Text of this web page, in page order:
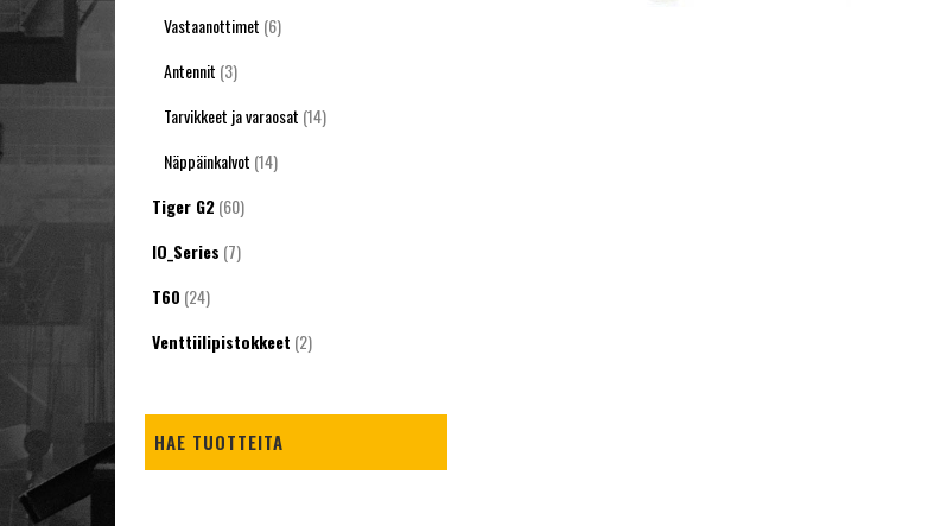
Vastaanottimet (6)
Antennit (3)
Tarvikkeet ja varaosat (14)
Näppäinkalvot (14)
Tiger G2(60)
IO_Series (7)
T60 (24)
Venttiilipistokkeet (2)
HAE TUOTTEITA